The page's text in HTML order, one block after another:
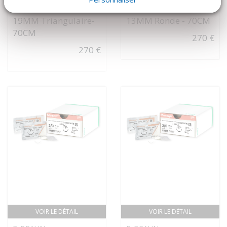
19MM Triangulaire-
70CM
270 €
13MM Ronde - 70CM
270 €
VOIR LE DÉTAIL VOIR LE DÉTAIL